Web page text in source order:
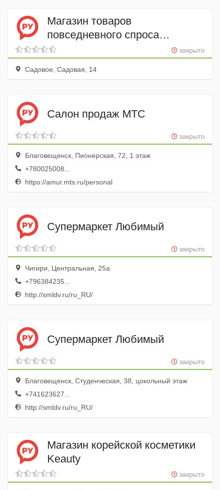
Магазин товаров
повседневного спроса
Зеленый
закрыто
Садовое, Садовая, 14
Салон продаж МТС
закрыто
Благовещенск, Пионерская, 72, 1 этаж
+780025008...
https://amur.mts.ru/personal
Супермаркет Любимый
закрыто
Чигири, Центральная, 25а
+796384235...
http://smldv.ru/ru_RU/
Супермаркет Любимый
закрыто
Благовещенск, Студенческая, 38, цокольный этаж
+741623627...
http://smldv.ru/ru_RU/
Магазин корейской косметики
Keauty
закрыто